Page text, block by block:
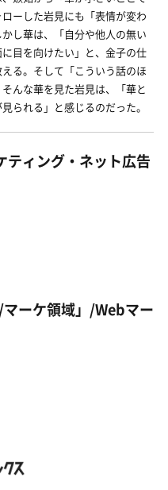
ーした岩見にも「表情が変わ
し華は、「自分や他人の無い
目を向けたい」と、金子の仕
る。そして「こういう話のほ
んな華を見た岩見は、「華と
られる」と感じるのだった。
ティング・ネット広告
ーケ領域」/Webマー